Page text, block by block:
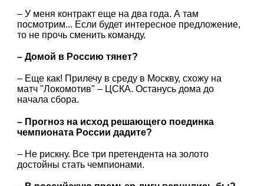
– У меня контракт еще на два года. А там
посмотрим... Если будет интересное предложение,
то не прочь сменить команду.
– Домой в Россию тянет?
– Еще как! Прилечу в среду в Москву, схожу на
матч "Локомотив" – ЦСКА. Останусь дома до
начала сбора.
– Прогноз на исход решающего поединка
чемпионата России дадите?
– Не рискну. Все три претендента на золото
достойны стать чемпионами.